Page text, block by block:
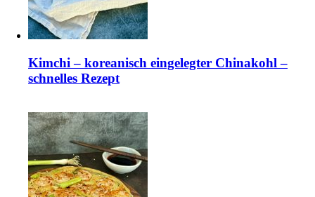
Kimchi – koreanisch eingelegter Chinakohl –
schnelles Rezept